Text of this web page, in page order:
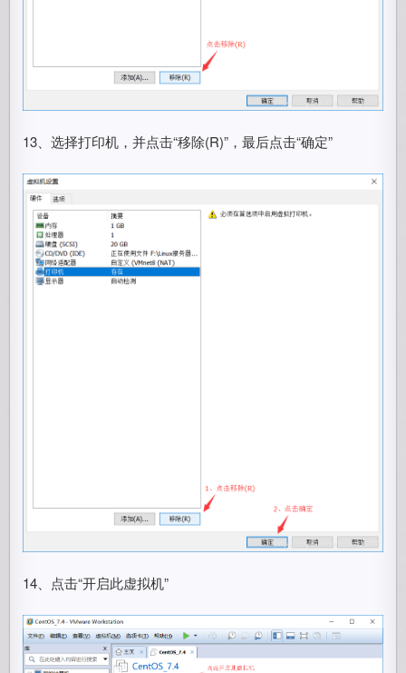
13、选择打印机，并点击“移除(R)”，最后点击“确定”
14、点击“开启此虚拟机”